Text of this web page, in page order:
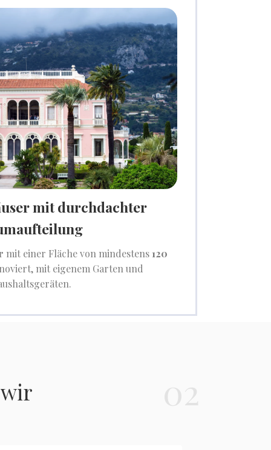
mit durchdachter
mit einer Fläche von mindestens120
mit eigenem Garten und